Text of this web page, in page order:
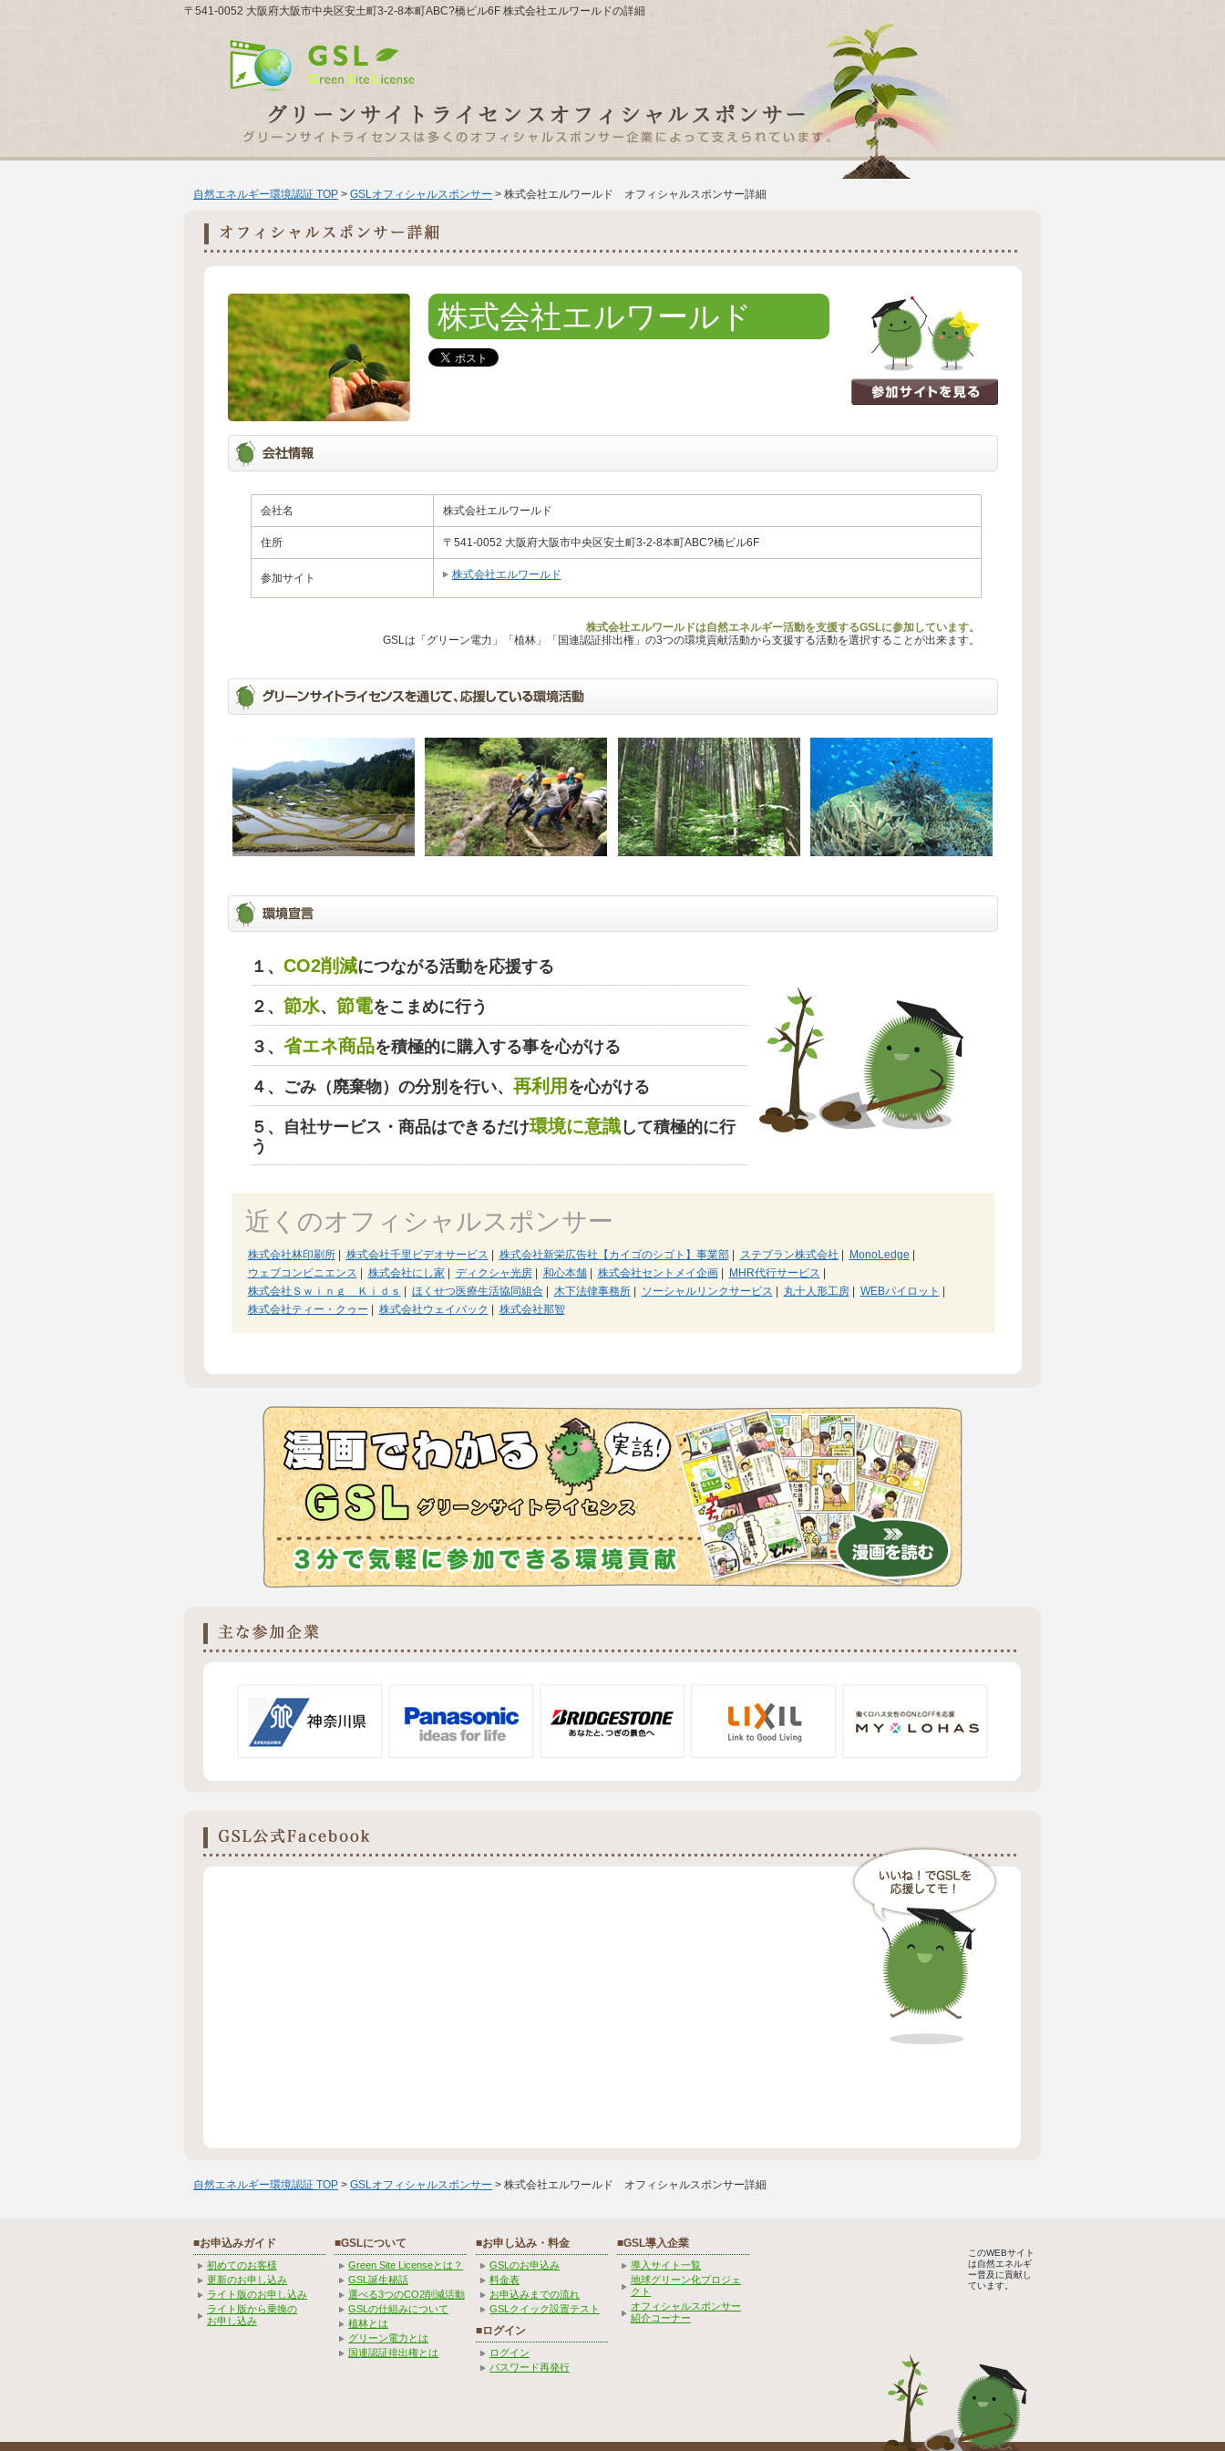
〒541-0052 大阪府大阪市中央区安土町3-2-8本町ABC?橋ビル6F 株式会社エルワールドの詳細
自然エネルギー環境認証 TOP > GSLオフィシャルスポンサー > 株式会社エルワールド オフィシャルスポンサー詳細
株式会社エルワールド
会社名 株式会社エルワールド
住所 〒541-0052 大阪府大阪市中央区安土町3-2-8本町ABC?橋ビル6F
参加サイト 株式会社エルワールド
株式会社エルワールドは自然エネルギー活動を支援するGSLに参加しています。
GSLは「グリーン電力」「植林」「国連認証排出権」の3つの環境貢献活動から支援する活動を選択することが出来ます。
１、 CO2削減につながる活動を応援する
２、 節水、 節電をこまめに行う
３、 省エネ商品を積極的に購入する事を心がける
４、ごみ（廃棄物）の分別を行い、 再利用 を心がける
５、自社サービス・商品はできるだけ環境に意識して積極的に行
う
近くのオフィシャルスポンサー
株式会社林印刷所| 株式会社千里ビデオサービス 株式会社新栄広告社【カイゴのシゴト】事業部| ステブラン株式会社 MonoLedge
ウェブコンビニエンス
株式会社にし家 ディクシャ光房| 和心本舗| 株式会社セントメイ企画| MHR代行サービス
株式会社Ｓｗｉｎｇ Ｋｉｄｓ
ほくせつ医療生活協同組合| 木下法律事務所| ソーシャルリンクサービス 丸十人形工房| WEBパイロット
株式会社ティー・クゥー
株式会社ウェイバック 株式会社那智
自然エネルギー環境認証 TOP > GSLオフィシャルスポンサー > 株式会社エルワールド オフィシャルスポンサー詳細
■お申込みガイド
初めてのお客様
更新のお申し込み
ライト版のお申し込み
ライト版から乗換の
お申し込み
■GSLについて
Green Site Licenseとは？
GSL誕生秘話
選べる3つのCO2削減活動
GSLの仕組みについて
植林とは
グリーン電力とは
国連認証排出権とは
■お申し込み・料金
GSLのお申込み
料金表
お申込みまでの流れ
GSLクイック設置テスト
■ログイン
ログイン
パスワード再発行
■GSL導入企業
導入サイト一覧
地球グリーン化プロジェ
クト
オフィシャルスポンサー
紹介コーナー
このWEBサイト
は自然エネルギ
ー普及に貢献し
ています。